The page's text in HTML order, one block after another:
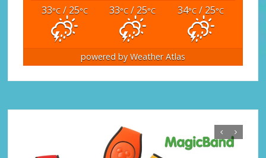
33°C/ 25°C 33°C / 25°C 34°C / 25°C
powered by Weather Atlas